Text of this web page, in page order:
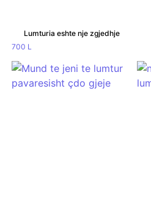
Lumturia eshte nje zgjedhje
700 L